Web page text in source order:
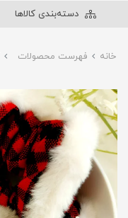
دسته‌بندی کالاها
خانه فهرست محصولات